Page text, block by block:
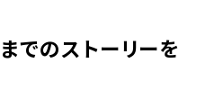
でのストーリーを